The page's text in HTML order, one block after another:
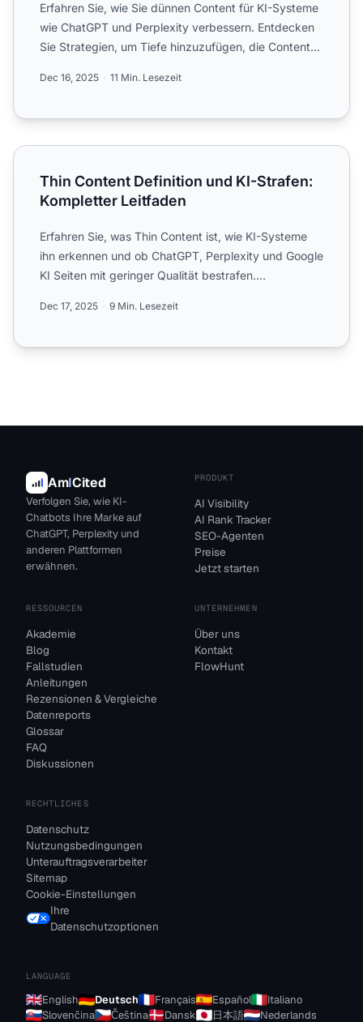
Erfahren Sie, wie Sie dünnen Content für KI-Systeme
wie ChatGPT und Perplexity verbessern. Entdecken
Sie Strategien, um Tiefe hinzuzufügen, die Content-
Dec 16, 2025 11 Min. Lesezeit
Thin Content Definition und KI-Strafen: Kompletter
Thin Content Definition und KI-Strafen:
Kompletter Leitfaden
Erfahren Sie, was Thin Content ist, wie KI-Systeme
ihn erkennen und ob ChatGPT, Perplexity und Google
KI Seiten mit geringer Qualität bestrafen.
Dec 17, 2025 9 Min. Lesezeit
AmICited
Verfolgen Sie, wie KI-
Chatbots Ihre Marke auf
ChatGPT, Perplexity und
anderen Plattformen
erwähnen.
PRODUKT
AI Visibility
AI Rank Tracker
SEO-Agenten
Preise
Jetzt starten
RESSOURCEN
Akademie
Blog
Fallstudien
Anleitungen
Rezensionen & Vergleiche
Datenreports
Glossar
FAQ
Diskussionen
UNTERNEHMEN
Über uns
Kontakt
FlowHunt
RECHTLICHES
Datenschutz
Nutzungsbedingungen
Unterauftragsverarbeiter
Sitemap
Cookie-Einstellungen
Ihre
Datenschutzoptionen
LANGUAGE
English Deutsch Français Español
Italiano
Slovenčina
Čeština Dansk 日本語 Nederlands